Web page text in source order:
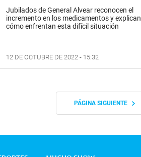
Jubilados de General Alvear reconocen el
incremento en los medicamentos y explican
cómo enfrentan esta difícil situación
12 DE OCTUBRE DE 2022 - 15:32
PÁGINA SIGUIENTE